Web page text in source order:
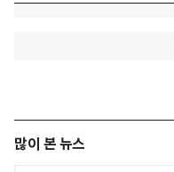
많이 본 뉴스